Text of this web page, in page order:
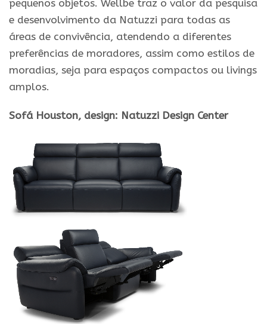
pequenos objetos. Wellbe traz o valor da pesquisa
e desenvolvimento da Natuzzi para todas as
áreas de convivência, atendendo a diferentes
preferências de moradores, assim como estilos de
moradias, seja para espaços compactos ou livings
amplos.
Sofá Houston, design: Natuzzi Design Center